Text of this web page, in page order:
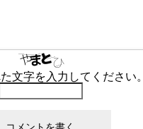
文字を入力してください。